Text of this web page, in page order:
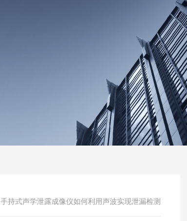
手持式声学泄露成像仪如何利用声波实现泄漏检测